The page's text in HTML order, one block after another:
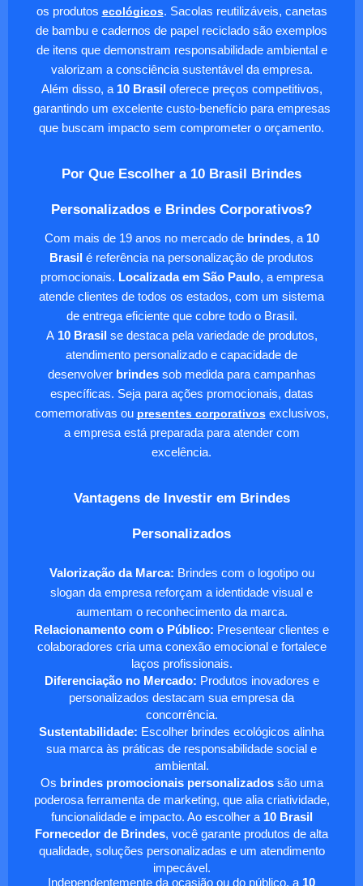
os produtos ecológicos. Sacolas reutilizáveis, canetas
de bambu e cadernos de papel reciclado são exemplos
de itens que demonstram responsabilidade ambiental e
valorizam a consciência sustentável da empresa.
Além disso, a 10 Brasil oferece preços competitivos,
garantindo um excelente custo-benefício para empresas
que buscam impacto sem comprometer o orçamento.
Por Que Escolher a 10 Brasil Brindes
Personalizados e Brindes Corporativos?
Com mais de 19 anos no mercado de brindes, a 10
Brasil é referência na personalização de produtos
promocionais. Localizada em São Paulo, a empresa
atende clientes de todos os estados, com um sistema
de entrega eficiente que cobre todo o Brasil.
A10 Brasil se destaca pela variedade de produtos,
atendimento personalizado e capacidade de
desenvolver brindessob medida para campanhas
específicas. Seja para ações promocionais, datas
comemorativas ou presentes corporativosexclusivos,
a empresa está preparada para atender com
excelência.
Vantagens de Investir em Brindes
Personalizados
Valorização da Marca: Brindes com o logotipo ou
slogan da empresa reforçam a identidade visual e
aumentam o reconhecimento da marca.
Relacionamento com o Público: Presentear clientes e
colaboradores cria uma conexão emocional e fortalece
laços profissionais.
Diferenciação no Mercado: Produtos inovadores e
personalizados destacam sua empresa da
concorrência.
Sustentabilidade: Escolher brindes ecológicos alinha
sua marca às práticas de responsabilidade social e
ambiental.
Os brindes promocionais personalizadossão uma
poderosa ferramenta de marketing, que alia criatividade,
funcionalidade e impacto. Ao escolher a 10 Brasil
Fornecedor de Brindes, você garante produtos de alta
qualidade, soluções personalizadas e um atendimento
impecável.
Independentemente da ocasião ou do público, a 10